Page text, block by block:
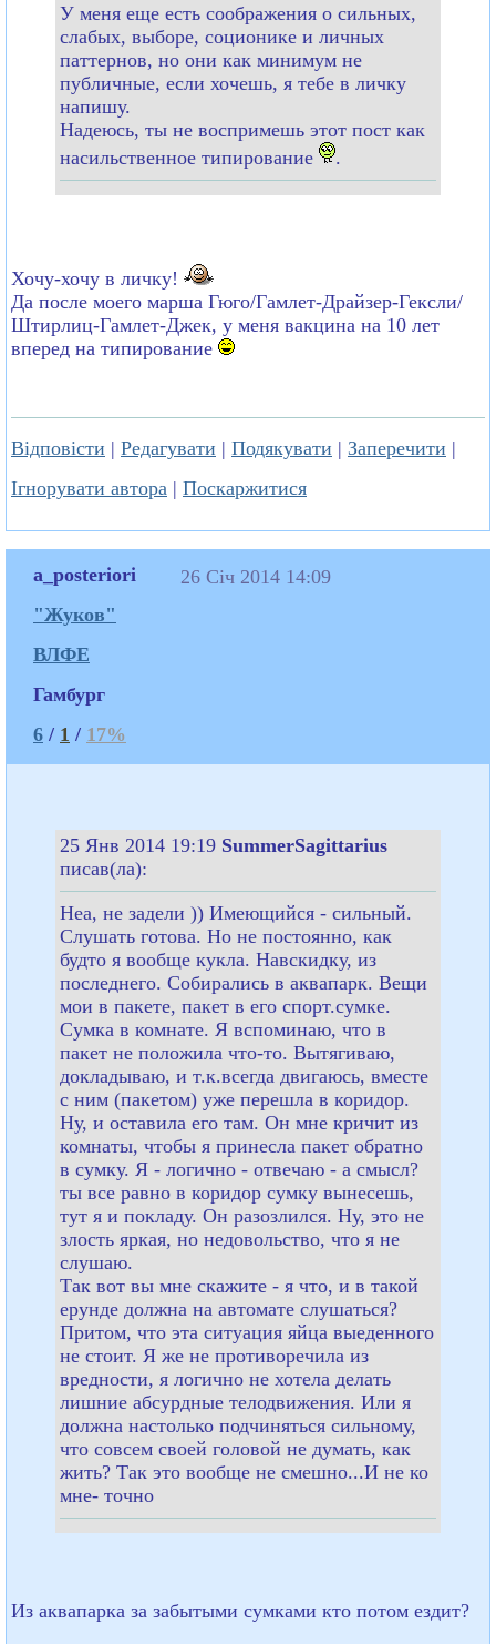
У меня еще есть соображения о сильных,
слабых, выборе, соционике и личных
паттернов, но они как минимум не
публичные, если хочешь, я тебе в личку
напишу.
Надеюсь, ты не воспримешь этот пост как
насильственное типирование
.
Хочу-хочу в личку!
Да после моего марша Гюго/Гамлет-Драйзер-Гексли/
Штирлиц-Гамлет-Джек, у меня вакцина на 10 лет
вперед на типирование
Відповісти | Редагувати | Подякувати | Заперечити |
Ігнорувати автора | Поскаржитися
a_posteriori
"Жуков"
ВЛФЕ
Гамбург
6 / 1 / 17%
26 Січ 2014 14:09
25 Янв 2014 19:19 SummerSagittarius
писав(ла):
Неа, не задели )) Имеющийся - сильный.
Слушать готова. Но не постоянно, как
будто я вообще кукла. Навскидку, из
последнего. Собирались в аквапарк. Вещи
мои в пакете, пакет в его спорт.сумке.
Сумка в комнате. Я вспоминаю, что в
пакет не положила что-то. Вытягиваю,
докладываю, и т.к.всегда двигаюсь, вместе
с ним (пакетом) уже перешла в коридор.
Ну, и оставила его там. Он мне кричит из
комнаты, чтобы я принесла пакет обратно
в сумку. Я - логично - отвечаю - а смысл?
ты все равно в коридор сумку вынесешь,
тут я и покладу. Он разозлился. Ну, это не
злость яркая, но недовольство, что я не
слушаю.
Так вот вы мне скажите - я что, и в такой
ерунде должна на автомате слушаться?
Притом, что эта ситуация яйца выеденного
не стоит. Я же не противоречила из
вредности, я логично не хотела делать
лишние абсурдные телодвижения. Или я
должна настолько подчиняться сильному,
что совсем своей головой не думать, как
жить? Так это вообще не смешно...И не ко
мне- точно
Из аквапарка за забытыми сумками кто потом ездит?